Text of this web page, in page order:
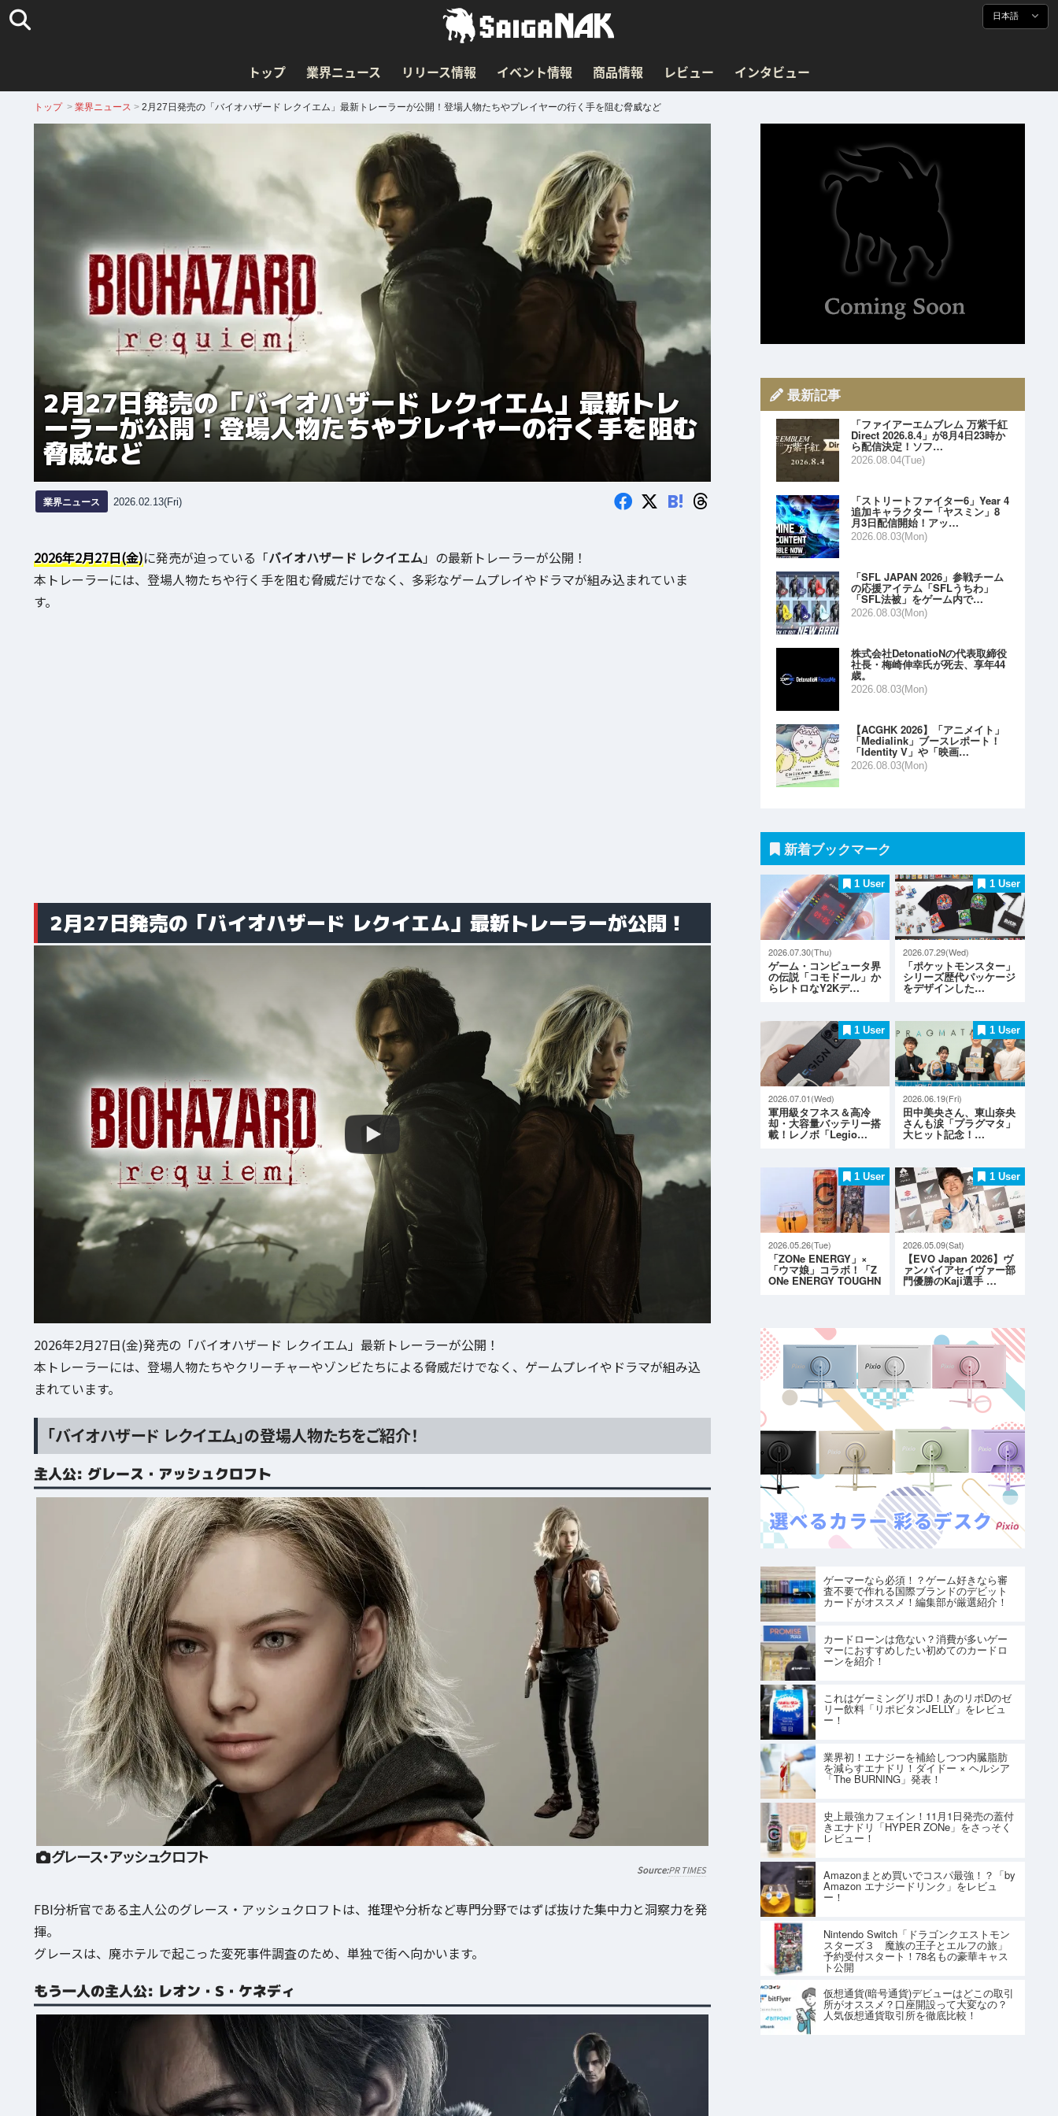
日本語
トップ 業界ニュース リリース情報 イベント情報 商品情報 レビュー インタビュー
トップ > 業界ニュース > 2月27日発売の「バイオハザード レクイエム」最新トレーラーが公開！登場人物たちやプレイヤーの行く手を阻む脅威など
2月27日発売の「バイオハザード レクイエム」最新トレ
ーラーが公開！登場人物たちやプレイヤーの行く手を阻む
脅威など
業界ニュース 2026.02.13(Fri) B!
2026年2月27日(金)に発売が迫っている「バイオハザード レクイエム」の最新トレーラーが公開！
本トレーラーには、登場人物たちや行く手を阻む脅威だけでなく、多彩なゲームプレイやドラマが組み込まれていま
す。
2月27日発売の「バイオハザード レクイエム」最新トレーラーが公開！
2026年2月27日(金)発売の「バイオハザード レクイエム」最新トレーラーが公開！
本トレーラーには、登場人物たちやクリーチャーやゾンビたちによる脅威だけでなく、ゲームプレイやドラマが組み込
まれています。
「バイオハザード レクイエム」の登場人物たちをご紹介！
主人公: グレース・アッシュクロフト
グレース・アッシュクロフト
PR TIMES
FBI分析官である主人公のグレース・アッシュクロフトは、推理や分析など専門分野ではずば抜けた集中力と洞察力を発
揮。
グレースは、廃ホテルで起こった変死事件調査のため、単独で街へ向かいます。
もう一人の主人公: レオン・S・ケネディ
最新記事
「ファイアーエムブレム 万紫千紅
Direct 2026.8.4」が8月4日23時か
ら配信決定！ソフ…
2026.08.04(Tue)
「ストリートファイター6」Year 4
追加キャラクター「ヤスミン」8
月3日配信開始！アッ…
2026.08.03(Mon)
「SFL JAPAN 2026」参戦チーム
の応援アイテム「SFLうちわ」
「SFL法被」をゲーム内で…
2026.08.03(Mon)
株式会社DetonatioNの代表取締役
社長・梅崎伸幸氏が死去、享年44
歳。
2026.08.03(Mon)
【ACGHK 2026】「アニメイト」
「Medialink」ブースレポート！
「Identity V」や「映画…
2026.08.03(Mon)
新着ブックマーク
1 User
2026.07.30(Thu)
ゲーム・コンピュータ界
の伝説「コモドール」か
らレトロなY2Kデ…
1 User
2026.07.29(Wed)
「ポケットモンスター」
シリーズ歴代パッケージ
をデザインした…
1 User
2026.07.01(Wed)
軍用級タフネス＆高冷
却・大容量バッテリー搭
載！レノボ「Legio…
1 User
2026.06.19(Fri)
田中美央さん、東山奈央
さんも涙「プラグマタ」
大ヒット記念！…
1 User
2026.05.26(Tue)
「ZONe ENERGY」×
「ウマ娘」コラボ！「Z
ONe ENERGY TOUGHN
1 User
2026.05.09(Sat)
【EVO Japan 2026】ヴ
ァンパイアセイヴァー部
門優勝のKaji選手 …
ゲーマーなら必須！？ゲーム好きなら審
査不要で作れる国際ブランドのデビット
カードがオススメ！編集部が厳選紹介！
カードローンは危ない？消費が多いゲー
マーにおすすめしたい初めてのカードロ
ーンを紹介！
これはゲーミングリポD！あのリポDのゼ
リー飲料「リポビタンJELLY」をレビュ
ー！
業界初！エナジーを補給しつつ内臓脂肪
を減らすエナドリ！ダイドー × ヘルシア
「The BURNING」発表！
史上最強カフェイン！11月1日発売の蓋付
きエナドリ「HYPER ZONe」をさっそく
レビュー！
Amazonまとめ買いでコスパ最強！？「by
Amazon エナジードリンク」をレビュ
ー！
Nintendo Switch「ドラゴンクエストモン
スターズ３ 魔族の王子とエルフの旅」
予約受付スタート！78名もの豪華キャス
ト公開
仮想通貨(暗号通貨)デビューはどこの取引
所がオススメ？口座開設って大変なの？
人気仮想通貨取引所を徹底比較！